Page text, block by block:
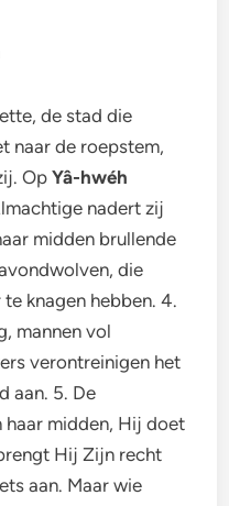
de stad die
naar de roepstem,
OpYâ-hwéh
nadert zij
midden brullende
die
knagen hebben. 4.
mannen vol
verontreinigen het
aan. 5. De
haar midden, Hij doet
Hij Zijn recht
aan. Maar wie